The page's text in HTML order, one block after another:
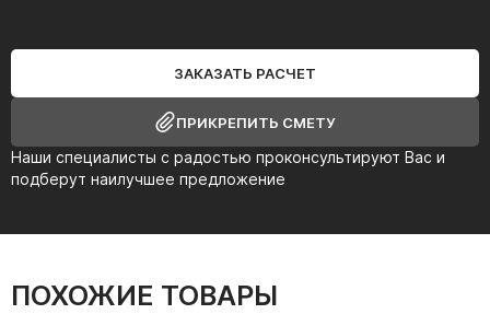
Наши специалисты с радостью проконсультируют Вас и
подберут наилучшее предложение
ЗАКАЗАТЬ РАСЧЕТ
ПРИКРЕПИТЬ СМЕТУ
ПОХОЖИЕ ТОВАРЫ